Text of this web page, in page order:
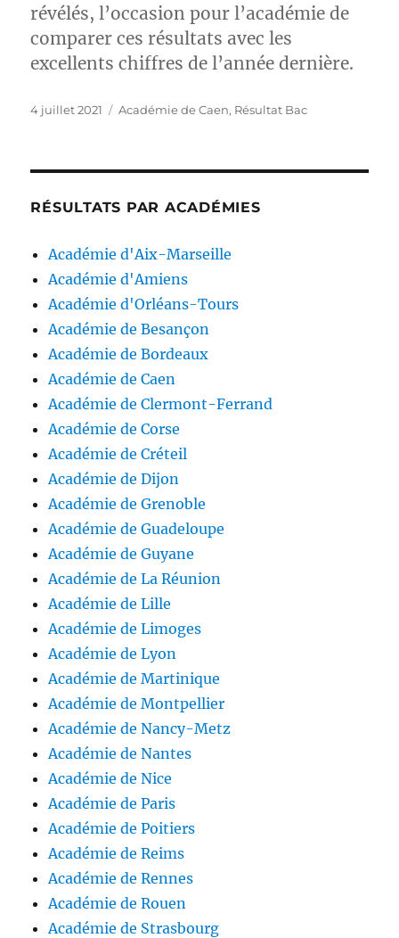
révélés, l’occasion pour l’académie de
comparer ces résultats avec les
excellents chiffres de l’année dernière.
Publié
4 juillet 2021 Catégories
Académie de Caen, Résultat Bac
RÉSULTATS PAR ACADÉMIES
Académie d'Aix-Marseille
Académie d'Amiens
Académie d'Orléans-Tours
Académie de Besançon
Académie de Bordeaux
Académie de Caen
Académie de Clermont-Ferrand
Académie de Corse
Académie de Créteil
Académie de Dijon
Académie de Grenoble
Académie de Guadeloupe
Académie de Guyane
Académie de La Réunion
Académie de Lille
Académie de Limoges
Académie de Lyon
Académie de Martinique
Académie de Montpellier
Académie de Nancy-Metz
Académie de Nantes
Académie de Nice
Académie de Paris
Académie de Poitiers
Académie de Reims
Académie de Rennes
Académie de Rouen
Académie de Strasbourg